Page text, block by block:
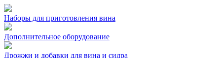
Наборы для приготовления вина
Дополнительное оборудование
Дрожжи и добавки для вина и сидра